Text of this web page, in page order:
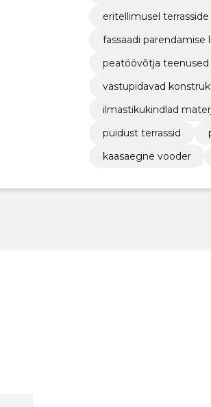
eritellimusel
fassaadi parendamise
peatöövõtja teenused
vastupidavad
ilmastikukindlad
puidust terrassid
kaasaegne vooder